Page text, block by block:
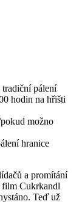
pálení
hodin na hřišti
možno
hranice
a promítání
film Cukrkandl
Teď už